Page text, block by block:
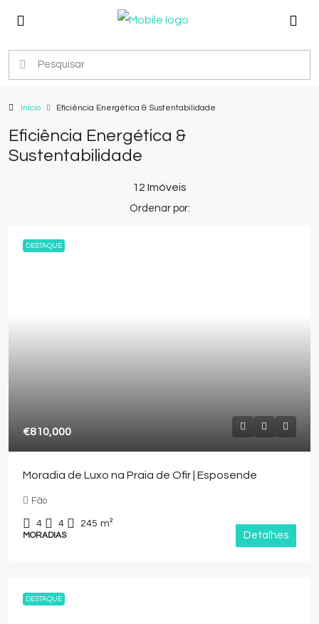
Início Eficiência Energética & Sustentabilidade
Eficiência Energética &
Sustentabilidade
12 Imóveis
Ordenar por:
DESTAQUE
€810,000
Moradia de Luxo na Praia de Ofir | Esposende
Fão
4 4 245 m²
MORADIAS Detalhes
DESTAQUE